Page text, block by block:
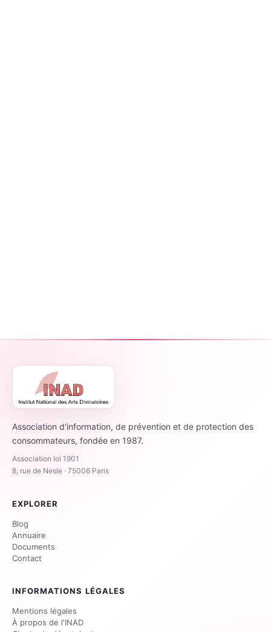
Association d'information, de prévention et de protection des
consommateurs, fondée en 1987.
Association loi 1901
8, rue de Nesle · 75006 Paris
EXPLORER
Blog
Annuaire
Documents
Contact
INFORMATIONS LÉGALES
Mentions légales
À propos de l'INAD